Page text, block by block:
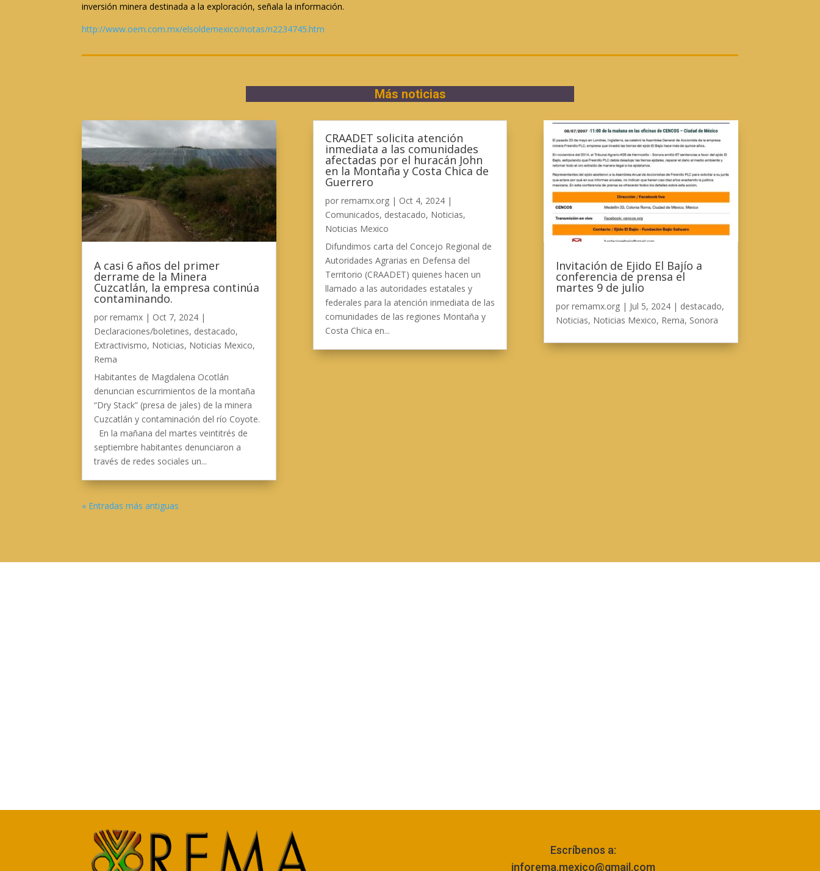
inversión minera destinada a la exploración, señala la información.
http://www.oem.com.mx/elsoldemexico/notas/n2234745.htm
Más noticias
A casi 6 años del primer
derrame de la Minera
Cuzcatlán, la empresa continúa
contaminando.
porremamx | Oct 7, 2024 |
Declaraciones/boletines, destacado,
Extractivismo, Noticias, Noticias Mexico,
Rema
Habitantes de Magdalena Ocotlán
denuncian escurrimientos de la montaña
“Dry Stack” (presa de jales) de la minera
Cuzcatlán y contaminación del río Coyote.
En la mañana del martes veintitrés de
septiembre habitantes denunciaron a
través de redes sociales un...
CRAADET solicita atención
inmediata a las comunidades
afectadas por el huracán John
en la Montaña y Costa Chica de
Guerrero
por remamx.org| Oct 4, 2024|
Comunicados, destacado, Noticias,
Noticias Mexico
Difundimos carta del Concejo Regional de
Autoridades Agrarias en Defensa del
Territorio (CRAADET) quienes hacen un
llamado a las autoridades estatales y
federales para la atención inmediata de las
comunidades de las regiones Montaña y
Costa Chica en...
Invitación de Ejido El Bajío a
conferencia de prensa el
martes 9 de julio
por remamx.org| Jul 5, 2024| destacado,
Noticias, Noticias Mexico, Rema, Sonora
« Entradas más antiguas
Escríbenos a:
inforema.mexico@gmail.com